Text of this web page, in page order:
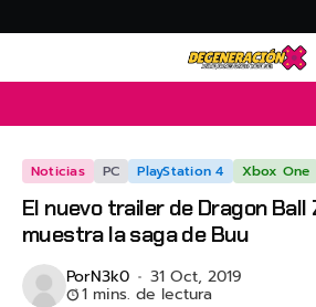
Noticias PC PlayStation 4 Xbox One
El nuevo trailer de Dragon Ball
muestra la saga de Buu
PorN3k0 31 Oct, 2019
1 mins. de lectura